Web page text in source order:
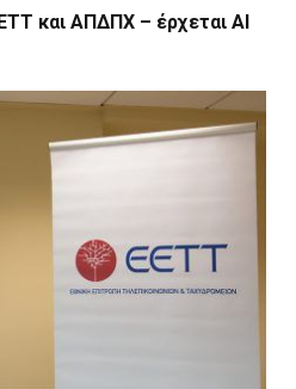
και ΑΠΔΠΧ – έρχεται AI